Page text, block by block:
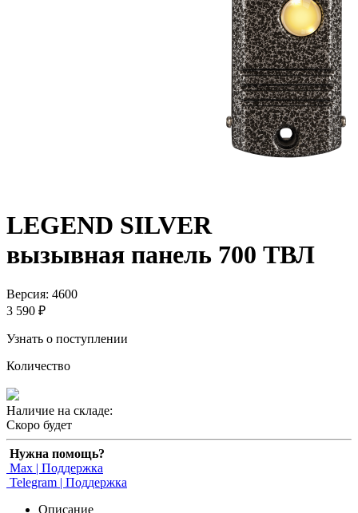
LEGEND SILVER
вызывная панель 700 ТВЛ
Версия: 4600
3 590 ₽
Узнать о поступлении
Количество
Наличие на складе:
Скоро будет
Нужна помощь?
Max | Поддержка
Telegram | Поддержка
Описание